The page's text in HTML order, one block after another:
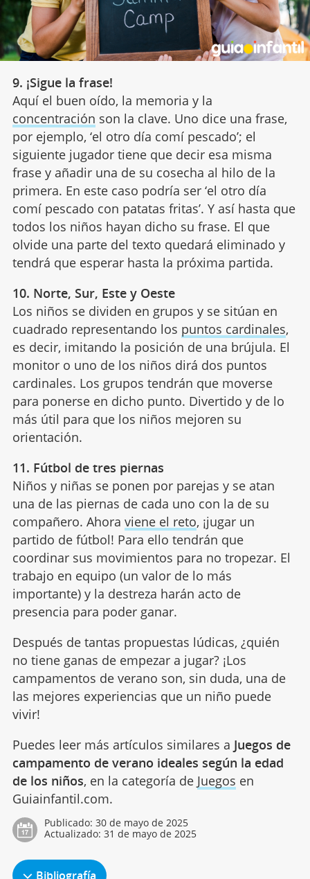
9. ¡Sigue la frase!
Aquí el buen oído, la memoria y la
concentración son la clave. Uno dice una frase,
por ejemplo, ‘el otro día comí pescado’; el
siguiente jugador tiene que decir esa misma
frase y añadir una de su cosecha al hilo de la
primera. En este caso podría ser ‘el otro día
comí pescado con patatas fritas’. Y así hasta que
todos los niños hayan dicho su frase. El que
olvide una parte del texto quedará eliminado y
tendrá que esperar hasta la próxima partida.
10. Norte, Sur, Este y Oeste
Los niños se dividen en grupos y se sitúan en
cuadrado representando los puntos cardinales,
es decir, imitando la posición de una brújula. El
monitor o uno de los niños dirá dos puntos
cardinales. Los grupos tendrán que moverse
para ponerse en dicho punto. Divertido y de lo
más útil para que los niños mejoren su
orientación.
11. Fútbol de tres piernas
Niños y niñas se ponen por parejas y se atan
una de las piernas de cada uno con la de su
compañero. Ahora viene el reto, ¡jugar un
partido de fútbol! Para ello tendrán que
coordinar sus movimientos para no tropezar. El
trabajo en equipo (un valor de lo más
importante) y la destreza harán acto de
presencia para poder ganar.
Después de tantas propuestas lúdicas, ¿quién
no tiene ganas de empezar a jugar? ¡Los
campamentos de verano son, sin duda, una de
las mejores experiencias que un niño puede
vivir!
Puedes leer más artículos similares a Juegos de
campamento de verano ideales según la edad
de los niños, en la categoría de Juegos en
Guiainfantil.com.
Publicado: 30 de mayo de 2025
Actualizado: 31 de mayo de 2025
Bibliografía